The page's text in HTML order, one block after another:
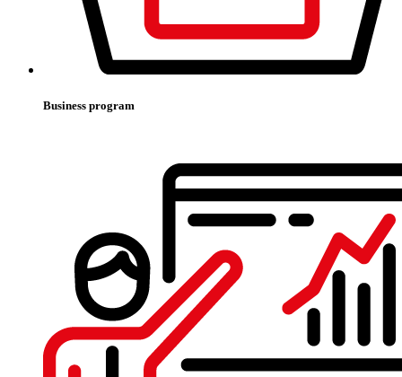
Business program